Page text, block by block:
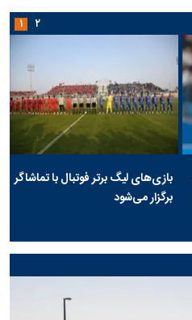
بازی‌های لیگ برتر فوتبال با تماشاگر
برگزار می‌شود
۱ ۲